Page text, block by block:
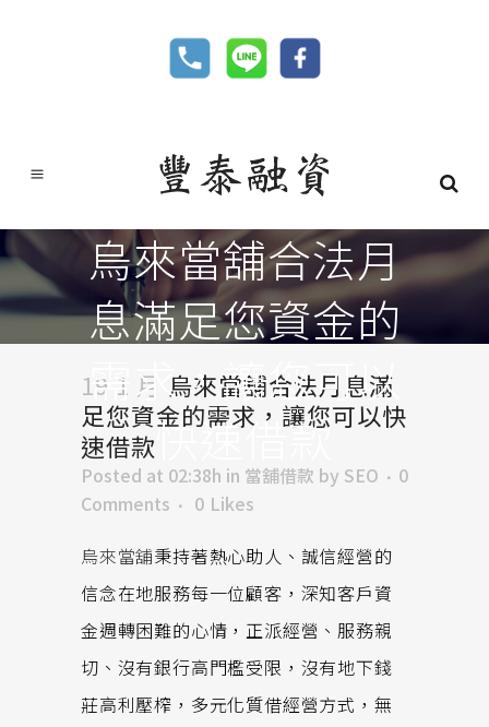
烏來當舖合法月
息滿足您資金的
需求，讓您可以
快速借款
19 1 月 烏來當舖合法月息滿
足您資金的需求，讓您可以快
速借款
Posted at 02:38h in 當舖借款 by SEO
0
Comments
0 Likes
烏來當舖秉持著熱心助人、誠信經營的
信念在地服務每一位顧客，深知客戶資
金週轉困難的心情，正派經營、服務親
切、沒有銀行高門檻受限，沒有地下錢
莊高利壓榨，多元化質借經營方式，無